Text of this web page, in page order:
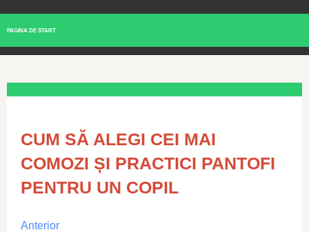
PAGINA DE START
CUM SĂ ALEGI CEI MAI
COMOZI ȘI PRACTICI PANTOFI
PENTRU UN COPIL
Anterior